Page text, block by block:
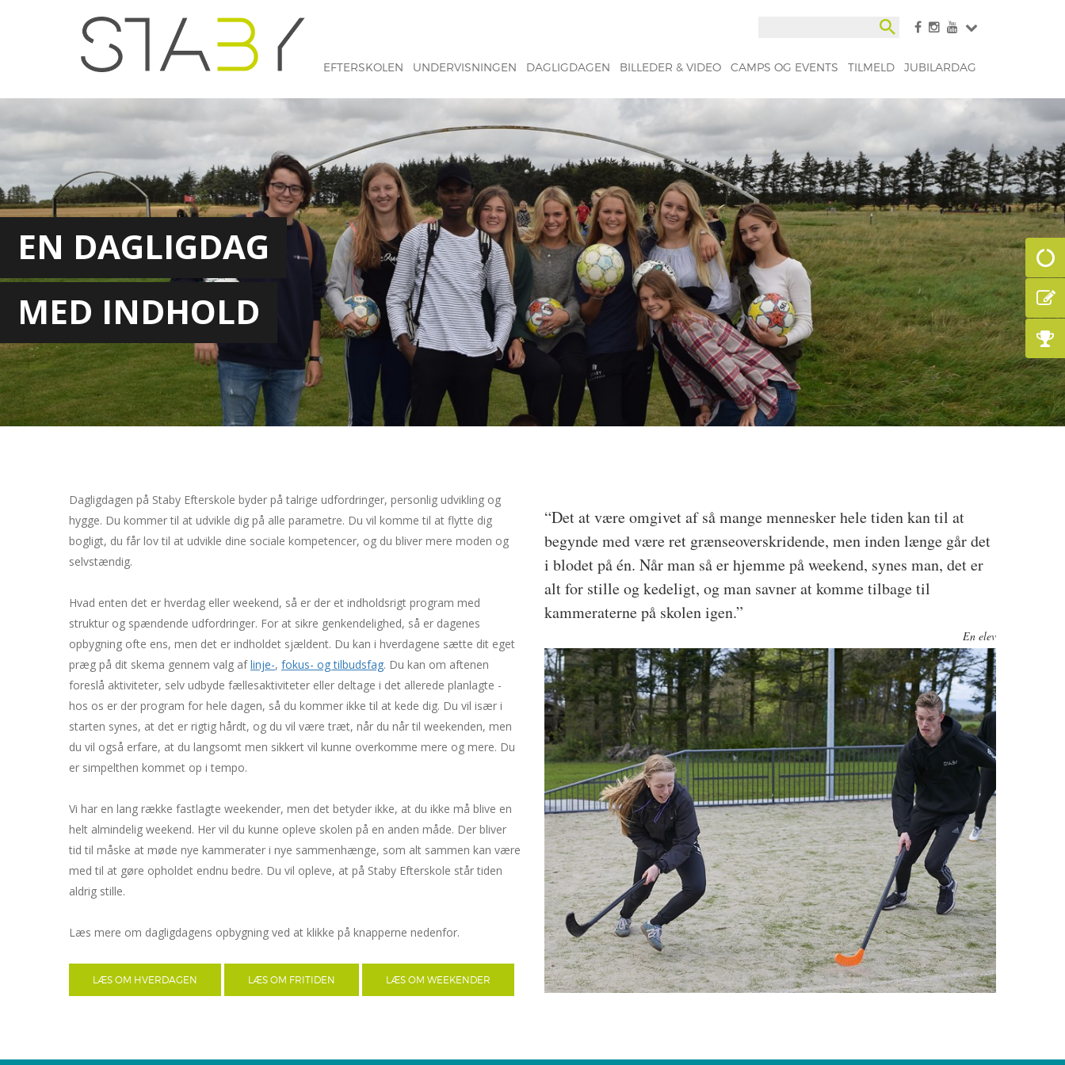
EFTERSKOLEN UNDERVISNINGEN DAGLIGDAGEN BILLEDER & VIDEO CAMPS OG EVENTS TILMELD JUBILARDAG
EN DAGLIGDAG
MED INDHOLD
Dagligdagen på Staby Efterskole byder på talrige udfordringer, personlig udvikling og
hygge. Du kommer til at udvikle dig på alle parametre. Du vil komme til at flytte dig
bogligt, du får lov til at udvikle dine sociale kompetencer, og du bliver mere moden og
selvstændig.
Hvad enten det er hverdag eller weekend, så er der et indholdsrigt program med
struktur og spændende udfordringer. For at sikre genkendelighed, så er dagenes
opbygning ofte ens, men det er indholdet sjældent. Du kan i hverdagene sætte dit eget
præg på dit skema gennem valg aflinje-, fokus- og tilbudsfag. Du kan om aftenen
foreslå aktiviteter, selv udbyde fællesaktiviteter eller deltage i det allerede planlagte -
hos os er der program for hele dagen, så du kommer ikke til at kede dig. Du vil især i
starten synes, at det er rigtig hårdt, og du vil være træt, når du når til weekenden, men
du vil også erfare, at du langsomt men sikkert vil kunne overkomme mere og mere. Du
er simpelthen kommet op i tempo.
Vi har en lang række fastlagte weekender, men det betyder ikke, at du ikke må blive en
helt almindelig weekend. Her vil du kunne opleve skolen på en anden måde. Der bliver
tid til måske at møde nye kammerater i nye sammenhænge, som alt sammen kan være
med til at gøre opholdet endnu bedre. Du vil opleve, at på Staby Efterskole står tiden
aldrig stille.
Læs mere om dagligdagens opbygning ved at klikke på knapperne nedenfor.
LÆS OM HVERDAGEN LÆS OM FRITIDEN LÆS OM WEEKENDER
“Det at være omgivet af så mange mennesker hele tiden kan til at
begynde med være ret grænseoverskridende, men inden længe går det
i blodet på én. Når man så er hjemme på weekend, synes man, det er
alt for stille og kedeligt, og man savner at komme tilbage til
kammeraterne på skolen igen.”
En elev